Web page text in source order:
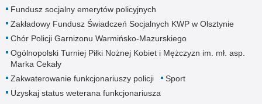
Fundusz socjalny emerytów policyjnych
Zakładowy Fundusz Świadczeń Socjalnych KWP w Olsztynie
Chór Policji Garnizonu Warmińsko-Mazurskiego
Ogólnopolski Turniej Piłki Nożnej Kobiet i Mężczyzn im. mł. asp.
Marka Cekały
Zakwaterowanie funkcjonariuszy policji
Sport
Uzyskaj status weterana funkcjonariusza